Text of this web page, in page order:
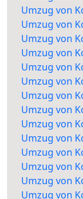
Umzug von
Umzug von
Umzug von
Umzug von
Umzug von
Umzug von
Umzug von
Umzug von
Umzug von
Umzug von
Umzug von
Umzug von
Umzug von
Umzug von